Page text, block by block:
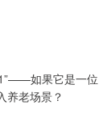
如果它是一位
养老场景？